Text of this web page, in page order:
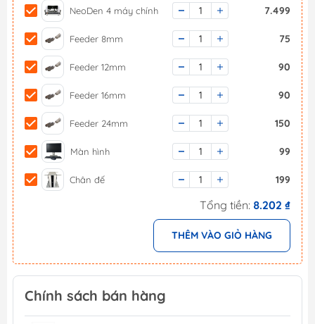
NeoDen 4 máy chính 7.499
Feeder 8mm 75
Feeder 12mm 90
Feeder 16mm 90
Feeder 24mm 150
Màn hình 99
Chân đế 199
Tổng tiền: 8.202 ₫
THÊM VÀO GIỎ HÀNG
Chính sách bán hàng